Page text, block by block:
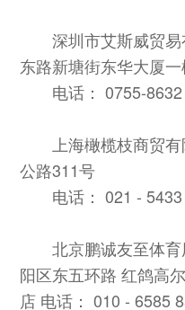
深圳市艾斯威贸易
东路新塘街东华大厦
电话： 0755-8632
上海橄榄枝商贸有
公路311号
电话： 021 - 5433
北京鹏诚友至体育
阳区东五环路 红鸽高
店 电话： 010 - 6585